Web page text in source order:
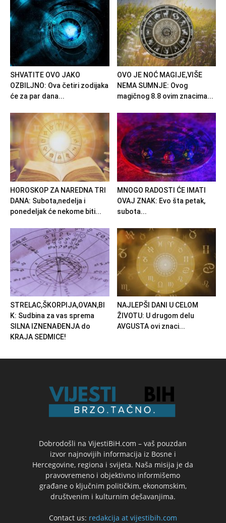
SHVATITE OVO JAKO
OZBILJNO: Ova četiri zodijaka
će za par dana...
OVO JE NOĆ MAGIJE,VIŠE
NEMA SUMNJE: Ovog
magičnog 8.8 ovim znacima...
HOROSKOP ZA NAREDNA TRI
DANA: Subota,nedelja i
ponedeljak će nekome biti...
MNOGO RADOSTI ĆE IMATI
OVAJ ZNAK: Evo šta petak,
subota...
STRELAC,ŠKORPIJA,OVAN,BI
K: Sudbina za vas sprema
SILNA IZNENAĐENJA do
KRAJA SEDMICE!
NAJLEPŠI DANI U CELOM
ŽIVOTU: U drugom delu
AVGUSTA ovi znaci...
Dobrodošli na VijestiBiH.com – vaš pouzdan
izvor najnovijih informacija iz Bosne i
Hercegovine, regiona i svijeta. Naša misija je da
pravovremeno i objektivno informišemo
građane o ključnim političkim, ekonomskim,
društvenim i kulturnim dešavanjima.
Contact us: redakcija at vijestibih.com